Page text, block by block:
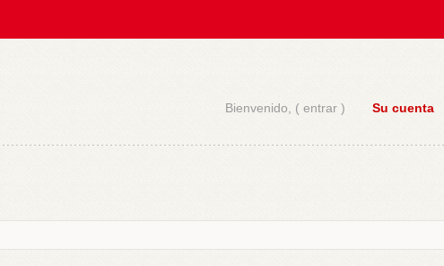
Su cuenta
Bienvenido, ( entrar)